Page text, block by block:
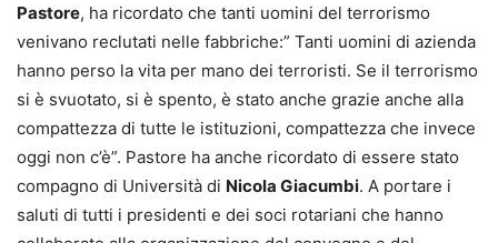
Pastore, ha ricordato che tanti uomini del terrorismo
venivano reclutati nelle fabbriche:” Tanti uomini di azienda
hanno perso la vita per mano dei terroristi. Se il terrorismo
si è svuotato, si è spento, è stato anche grazie anche alla
compattezza di tutte le istituzioni, compattezza che invece
oggi non c’è”. Pastore ha anche ricordato di essere stato
compagno di Università di Nicola Giacumbi. A portare i
saluti di tutti i presidenti e dei soci rotariani che hanno